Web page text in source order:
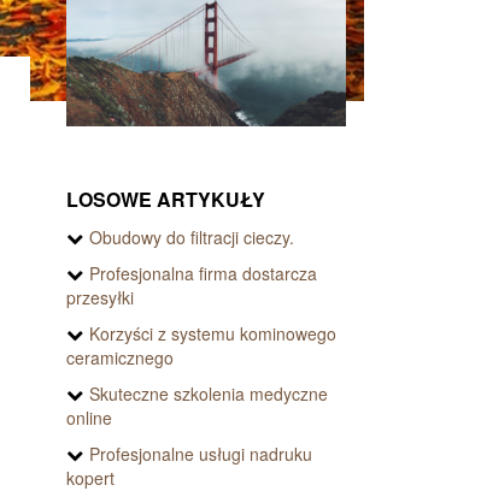
LOSOWE ARTYKUŁY
Obudowy do filtracji cieczy.
Profesjonalna firma dostarcza
przesyłki
Korzyści z systemu kominowego
ceramicznego
Skuteczne szkolenia medyczne
online
Profesjonalne usługi nadruku
kopert